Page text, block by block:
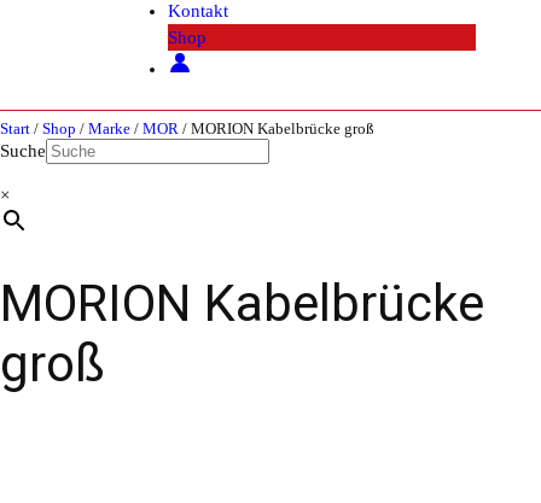
Kontakt
Shop
Start / Shop / Marke / MOR / MORION Kabelbrücke groß
Suche
×
MORION Kabelbrücke
groß